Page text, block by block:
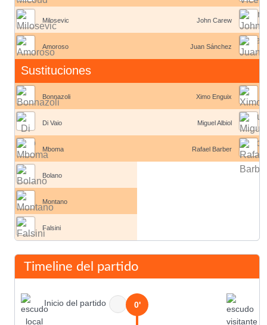
Milosevic
Amoroso
Sustituciones
Bonnazoli
Di Vaio
Mboma
Bolano
Montano
Falsini
John Carew
Juan Sánchez
Ximo Enguix
Miguel Albiol
Rafael Barber
Timeline del partido
Inicio del partido 0'